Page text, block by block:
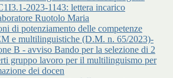
2023-1143: lettera incarico
Ruotolo Maria
di potenziamento delle competenze
e multilinguistiche (D.M. n. 65/2023)-
B - avviso Bando per la selezione di 2
gruppo lavoro per il multilinguismo per
dei docen